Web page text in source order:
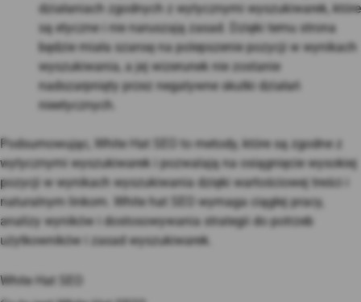
działaniach zgodnych z wytycznymi wyszukiwarek, które
są etyczne i nie naruszają zasad. Dzięki temu strona
będzie miała szansę na polepszenie pozycji w wynikach
wyszukiwania, a jej wizerunek nie zostanie
nadszarpnięty przez negatywne skutki działań
nieetycznych.
Podsumowując, White Hat SEO to metody, które są zgodne z
wytycznymi wyszukiwarek i pozwalają na osiągnięcie wysokiej
pozycji w wynikach wyszukiwania dzięki wartościowej treści i
naturalnym linkom. White hat SEO wymaga ciągłej pracy,
analizy wyników i dostosowywania strategii do potrzeb
użytkowników i zasad wyszukiwarek.
White Hat SEO